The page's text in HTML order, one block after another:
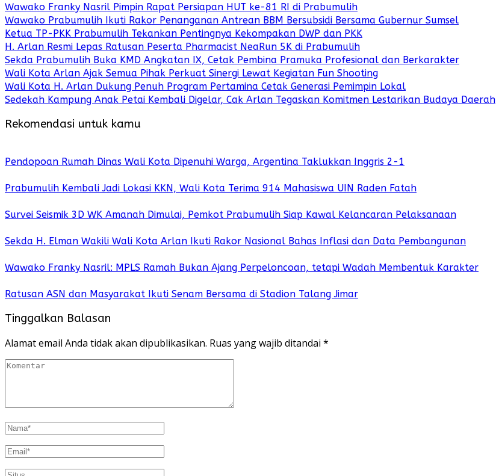
Wawako Franky Nasril Pimpin Rapat Persiapan HUT ke-81 RI di Prabumulih
Wawako Prabumulih Ikuti Rakor Penanganan Antrean BBM Bersubsidi Bersama Gubernur Sumsel
Ketua TP-PKK Prabumulih Tekankan Pentingnya Kekompakan DWP dan PKK
H. Arlan Resmi Lepas Ratusan Peserta Pharmacist NeaRun 5K di Prabumulih
Sekda Prabumulih Buka KMD Angkatan IX, Cetak Pembina Pramuka Profesional dan Berkarakter
Wali Kota Arlan Ajak Semua Pihak Perkuat Sinergi Lewat Kegiatan Fun Shooting
Wali Kota H. Arlan Dukung Penuh Program Pertamina Cetak Generasi Pemimpin Lokal
Sedekah Kampung Anak Petai Kembali Digelar, Cak Arlan Tegaskan Komitmen Lestarikan Budaya Daerah
Rekomendasi untuk kamu
Pendopoan Rumah Dinas Wali Kota Dipenuhi Warga, Argentina Taklukkan Inggris 2-1
Prabumulih Kembali Jadi Lokasi KKN, Wali Kota Terima 914 Mahasiswa UIN Raden Fatah
Survei Seismik 3D WK Amanah Dimulai, Pemkot Prabumulih Siap Kawal Kelancaran Pelaksanaan
Sekda H. Elman Wakili Wali Kota Arlan Ikuti Rakor Nasional Bahas Inflasi dan Data Pembangunan
Wawako Franky Nasril: MPLS Ramah Bukan Ajang Perpeloncoan, tetapi Wadah Membentuk Karakter
Ratusan ASN dan Masyarakat Ikuti Senam Bersama di Stadion Talang Jimar
Tinggalkan Balasan
Alamat email Anda tidak akan dipublikasikan. Ruas yang wajib ditandai *